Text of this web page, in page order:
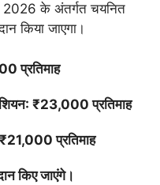
2026 के अंतर्गत चयनित
किया जाएगा।
प्रतिमाह
₹23,000 प्रतिमाह
₹21,000 प्रतिमाह
किए जाएंगे।